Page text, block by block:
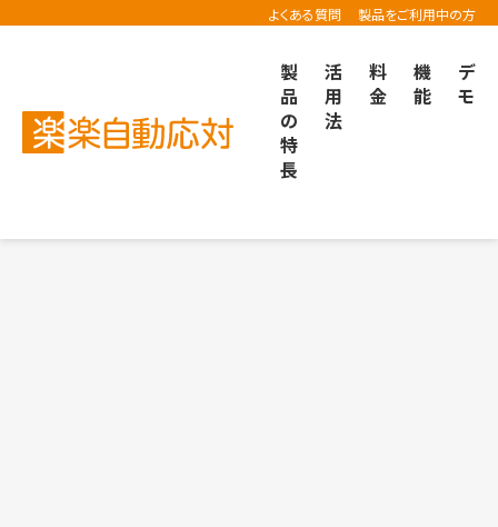
よくある質問 製品をご利用中の方
製
品
の
特
長
活
用
法
料
金
機
能
デ
モ
楽楽自動応対TOP 導入事例